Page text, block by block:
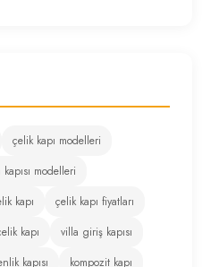
çelik kapı modelleri
modelleri
kapı
çelik kapı fiyatları
kapı
villa giriş kapısı
kapısı
kompozit kapı